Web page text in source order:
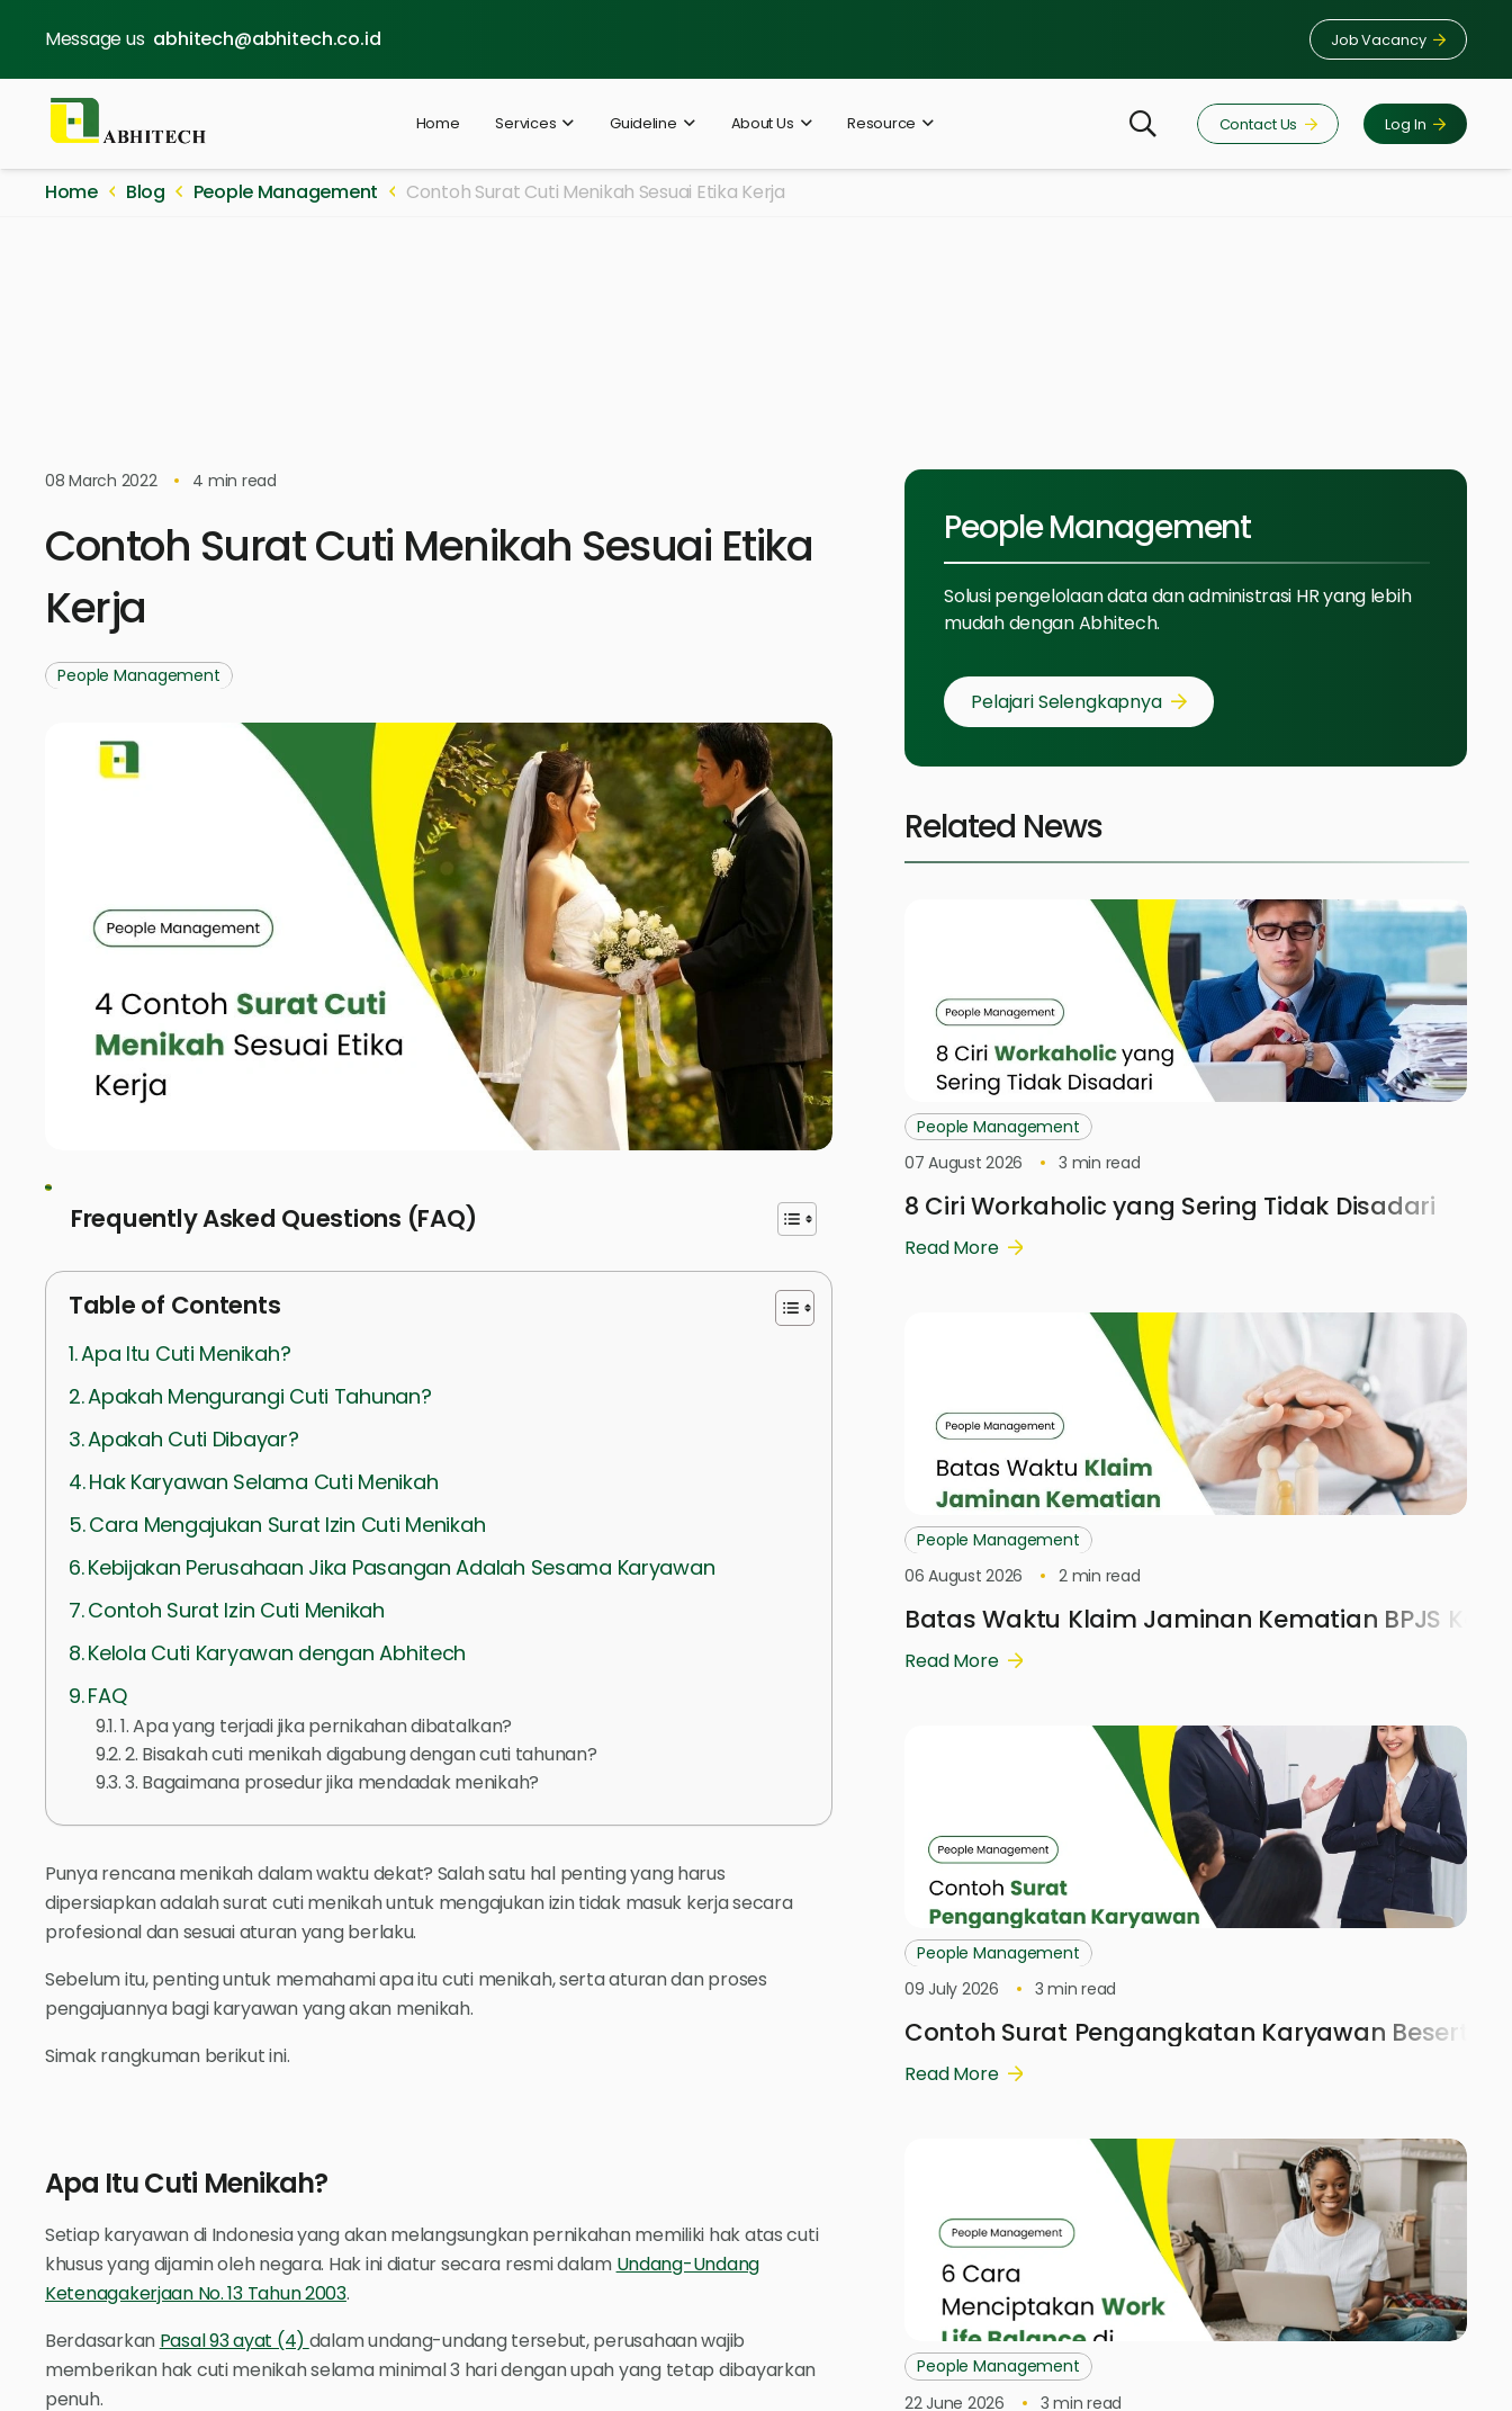
Message us abhitech@abhitech.co.id Job Vacancy
Home Services Guideline About Us Resource Contact Us Log In
Home Blog People Management Contoh Surat Cuti Menikah Sesuai Etika Kerja
08 March 2022 4 min read
Contoh Surat Cuti Menikah Sesuai Etika
Kerja
People Management
Frequently Asked Questions (FAQ)
Table of Contents
Apa Itu Cuti Menikah?
Apakah Mengurangi Cuti Tahunan?
Apakah Cuti Dibayar?
Hak Karyawan Selama Cuti Menikah
Cara Mengajukan Surat Izin Cuti Menikah
Kebijakan Perusahaan Jika Pasangan Adalah Sesama Karyawan
Contoh Surat Izin Cuti Menikah
Kelola Cuti Karyawan dengan Abhitech
FAQ
1. Apa yang terjadi jika pernikahan dibatalkan?
2. Bisakah cuti menikah digabung dengan cuti tahunan?
3. Bagaimana prosedur jika mendadak menikah?
Punya rencana menikah dalam waktu dekat? Salah satu hal penting yang harus
dipersiapkan adalah surat cuti menikah untuk mengajukan izin tidak masuk kerja secara
profesional dan sesuai aturan yang berlaku.
Sebelum itu, penting untuk memahami apa itu cuti menikah, serta aturan dan proses
pengajuannya bagi karyawan yang akan menikah.
Simak rangkuman berikut ini.
Apa Itu Cuti Menikah?
Setiap karyawan di Indonesia yang akan melangsungkan pernikahan memiliki hak atas cuti
khusus yang dijamin oleh negara. Hak ini diatur secara resmi dalam Undang-Undang
Ketenagakerjaan No. 13 Tahun 2003.
Berdasarkan Pasal 93 ayat (4) dalam undang-undang tersebut, perusahaan wajib
memberikan hak cuti menikah selama minimal 3 hari dengan upah yang tetap dibayarkan
penuh.
People Management
Solusi pengelolaan data dan administrasi HR yang lebih
mudah dengan Abhitech.
Pelajari Selengkapnya
Related News
People Management
07 August 2026
3 min read
8 Ciri Workaholic yang Sering Tidak Disadari
Read More
People Management
06 August 2026
2 min read
Batas Waktu Klaim Jaminan Kematian BPJS
Read More
People Management
09 July 2026
3 min read
Contoh Surat Pengangkatan Karyawan Beserta
Read More
People Management
22 June 2026
3 min read